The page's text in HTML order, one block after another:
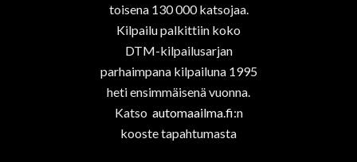
toisena 130 000 katsojaa.
Kilpailu palkittiin koko
DTM-kilpailusarjan
parhaimpana kilpailuna 1995
heti ensimmäisenä vuonna.
Katso automaailma.fi:n
kooste tapahtumasta